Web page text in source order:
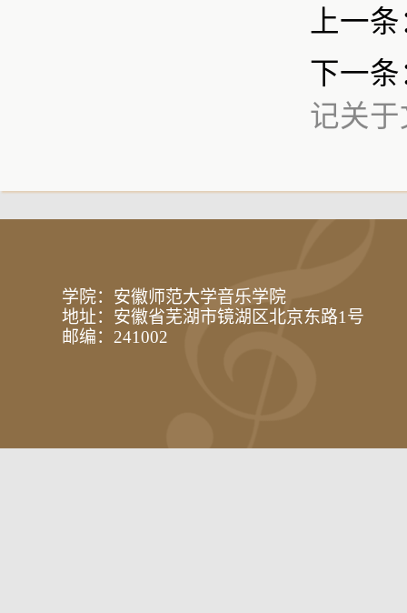
上一
下一条
记关
学院：安徽师范大学音乐学院
地址：安徽省芜湖市镜湖区北京东路1号
邮编：241002